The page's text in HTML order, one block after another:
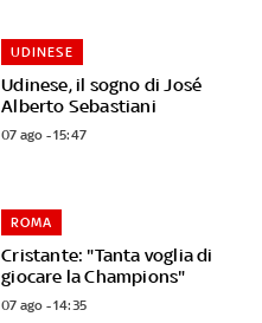
Udinese, il sogno di José
Alberto Sebastiani
UDINESE
07 ago - 15:47
Cristante: "Tanta voglia di
giocare la Champions"
ROMA
07 ago - 14:35